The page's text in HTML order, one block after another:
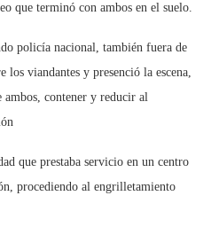
que terminó con ambos en el suelo.
policía nacional, también fuera de
los viandantes y presenció la escena,
contener y reducir al
que prestaba servicio en un centro
procediendo al engrilletamiento